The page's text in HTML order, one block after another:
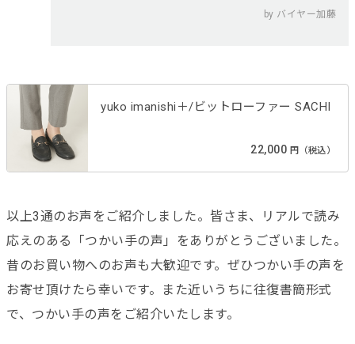
by バイヤー加藤
yuko imanishi＋/ビットローファー SACHI
22,000 円（税込）
以上3通のお声をご紹介しました。皆さま、リアルで読み
応えのある「つかい手の声」をありがとうございました。
昔のお買い物へのお声も大歓迎です。ぜひつかい手の声を
お寄せ頂けたら幸いです。また近いうちに往復書簡形式
で、つかい手の声をご紹介いたします。